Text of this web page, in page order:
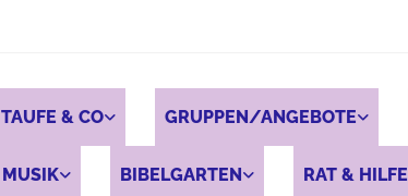
TAUFE & CO GRUPPEN/ANGEBOTE
MUSIK BIBELGARTEN RAT & HILFE